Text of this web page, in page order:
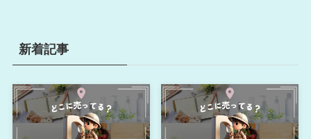
新着記事